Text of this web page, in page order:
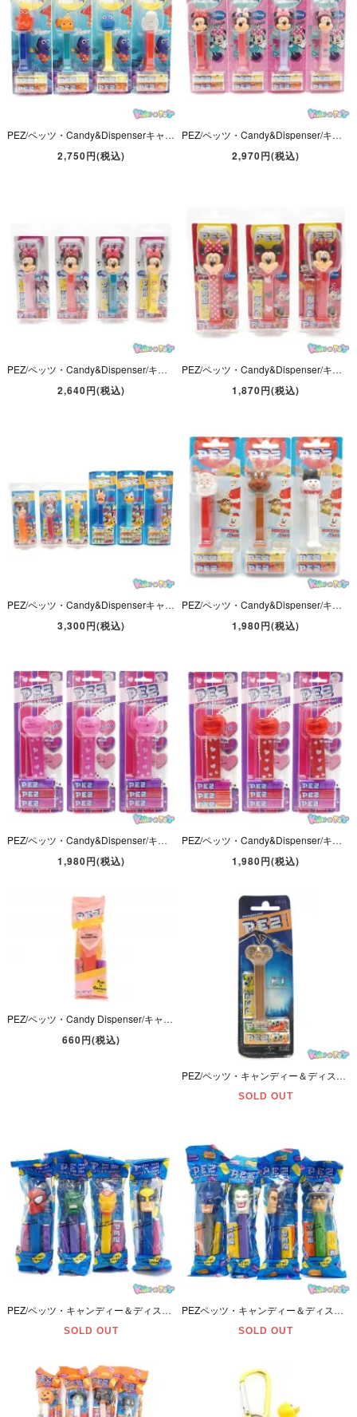
PEZ/ペッツ・Candy&Dispenserキャンディー＆ディスペンサー・Disney Pixarディズニーピクサー・FINDING DORYファインディングドリー「ドリー・ニモ・ベイリー・ハンク」
2,750円(税込)
PEZ/ペッツ・Candy&Dispenser/キャンディー＆ディスペンサー・Disney/ディズニー・ミニーシリーズ 「Minnie Mouse/ミニーマウス」 4本セット
2,970円(税込)
PEZ/ペッツ・Candy&Dispenser/キャンディー＆ディスペンサー・Disney/ディズニー・ミニースタイリッシュシリーズ 「Minnie Mouse/ミニーマウス」 4本セット
2,640円(税込)
PEZ/ペッツ・Candy&Dispenser/キャンディー＆ディスペンサー・Disney/ディズニー 「Mickey＆Minnie/ミッキー＆ミニー×2」 3本セット
1,870円(税込)
PEZ/ペッツ・Candy&Dispenserキャンディー＆ディスペンサー・Disneyディズニー・ミッキーマウスエクストリーム「ミッキー・ミニー・ドナルド・デイジー・グーフィー・プルート」6本セット
3,300円(税込)
PEZ/ペッツ・Candy&Dispenser/キャンディー＆ディスペンサー・Christmas Holiday/クリスマス・ホリデー/ウィンタースターズ 「サンタクロース・トナカイ・スノーマン」 B
1,980円(税込)
PEZ/ペッツ・Candy&Dispenser/キャンディー＆ディスペンサー・Valentine's Dayバレンタインデー「Clear Heart/クリアハート・ハート柄ステム・ピンク・3点セット」
1,980円(税込)
PEZ/ペッツ・Candy&Dispenser/キャンディー＆ディスペンサー・Valentine's Dayバレンタインデー「Clear Heart/クリアハート・ハート柄ステム・レッド・3点セット」
1,980円(税込)
PEZ/ペッツ・Candy Dispenser/キャンディーディスペンサー「Valentine/バレンタイン・Happy Valentine's Day/ハッピーバレンタインデー・ピンク」96年袋入り
660円(税込)
PEZ/ペッツ・キャンディー＆ディスペンサー・Universal Studios/ユニバーサル･スタジオ 「E.T./イーティー (エクストラテレストリアル)」パッケージ未開封
SOLD OUT
PEZ/ペッツ・キャンディー＆ディスペンサー・Marvel Super Heros/マーべル・スーパーヒーローズ 「スパイダーマン・超人ハルク・アイアンマン・ウルヴァリン」 未開封4本セット
SOLD OUT
PEZペッツ・キャンディー＆ディスペンサー・Dc Comicsコミックス「Batman/バットマン・Joker/ジョーカー・Two-Face/トゥーフェイス・Riddler/リドラー」未開封4本セット
SOLD OUT